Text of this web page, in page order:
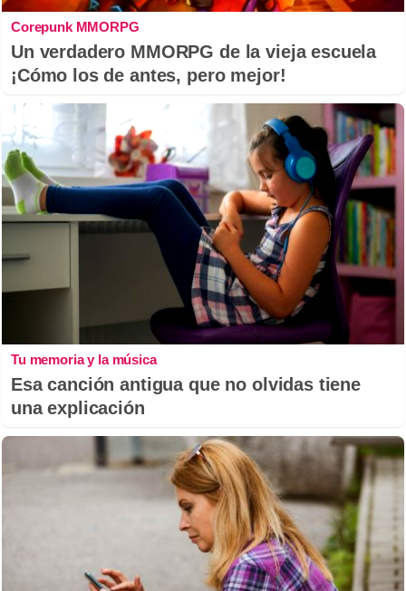
Corepunk MMORPG
Un verdadero MMORPG de la vieja escuela
¡Cómo los de antes, pero mejor!
Tu memoria y la música
Esa canción antigua que no olvidas tiene
una explicación